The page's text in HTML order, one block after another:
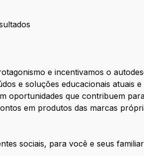
e incentivamos o
e soluções educacionais atuais
oportunidades que contribuem
em produtos das marcas
sociais, para você e seus